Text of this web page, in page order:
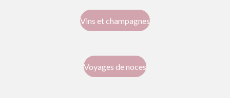
Vins et champagnes
Voyages de noces